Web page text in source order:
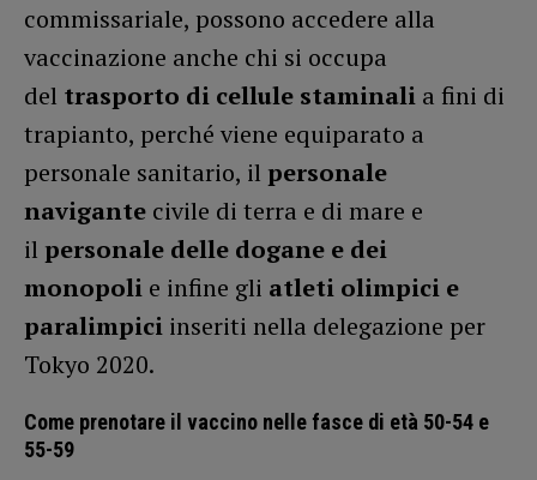
commissariale, possono accedere alla
vaccinazione anche chi si occupa
del trasporto di cellule staminali a fini di
trapianto, perché viene equiparato a
personale sanitario, il personale
navigante civile di terra e di mare e
il personale delle dogane e dei
monopoli e infine gli atleti olimpici e
paralimpici inseriti nella delegazione per
Tokyo 2020.
Come prenotare il vaccino nelle fasce di età 50-54 e
55-59